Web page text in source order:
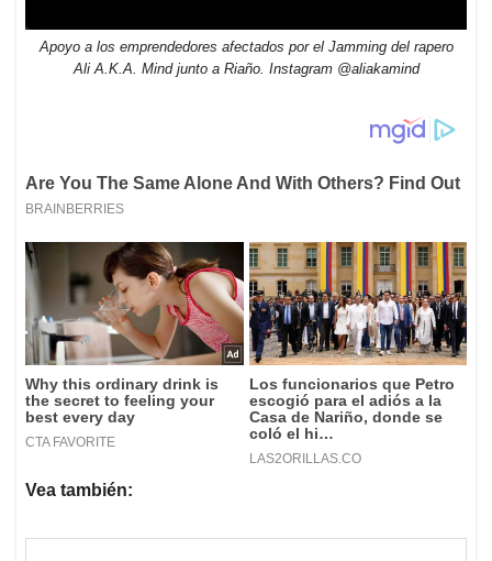
Apoyo a los emprendedores afectados por el Jamming del rapero
Ali A.K.A. Mind junto a Riaño. Instagram @aliakamind
Vea también: